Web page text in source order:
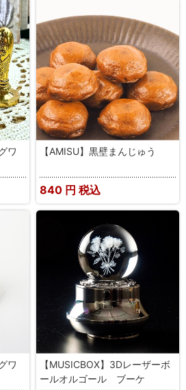
ワ
【AMISU】黒壁まんじゅう
840 円 税込
ワ
【MUSICBOX】3Dレーザーボ
ールオルゴール ブーケ